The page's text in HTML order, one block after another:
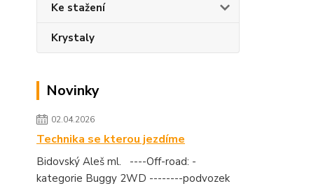
Ke stažení
Krystaly
Novinky
02.04.2026
Technika se kterou jezdíme
Bidovský Aleš ml. ----Off-road: -
kategorie Buggy 2WD --------podvozek